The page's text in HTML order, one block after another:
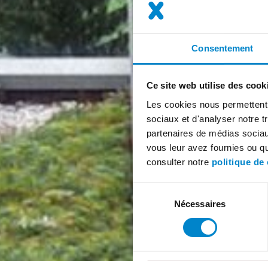
Consentement
Ce site web utilise des
Les cookies nous
sociaux et d'analyser notre
partenaires de médias
vous leur avez fournies ou
consulter notre politique de
consentement
Nécessaires